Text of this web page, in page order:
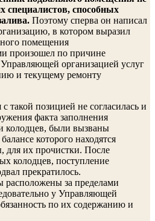
специалистов, способных
Поэтому сперва он написал
в котором выразил
помещения
произошел по причине
Управляющей организацией услуг
и текущему ремонту
такой позицией не согласилась и
факта заполнения
колодцев, были вызваны
которого находятся
для их прочистки. После
колодцев, поступление
прекратилось.
за пределами
у Управляющей
по их содержанию и